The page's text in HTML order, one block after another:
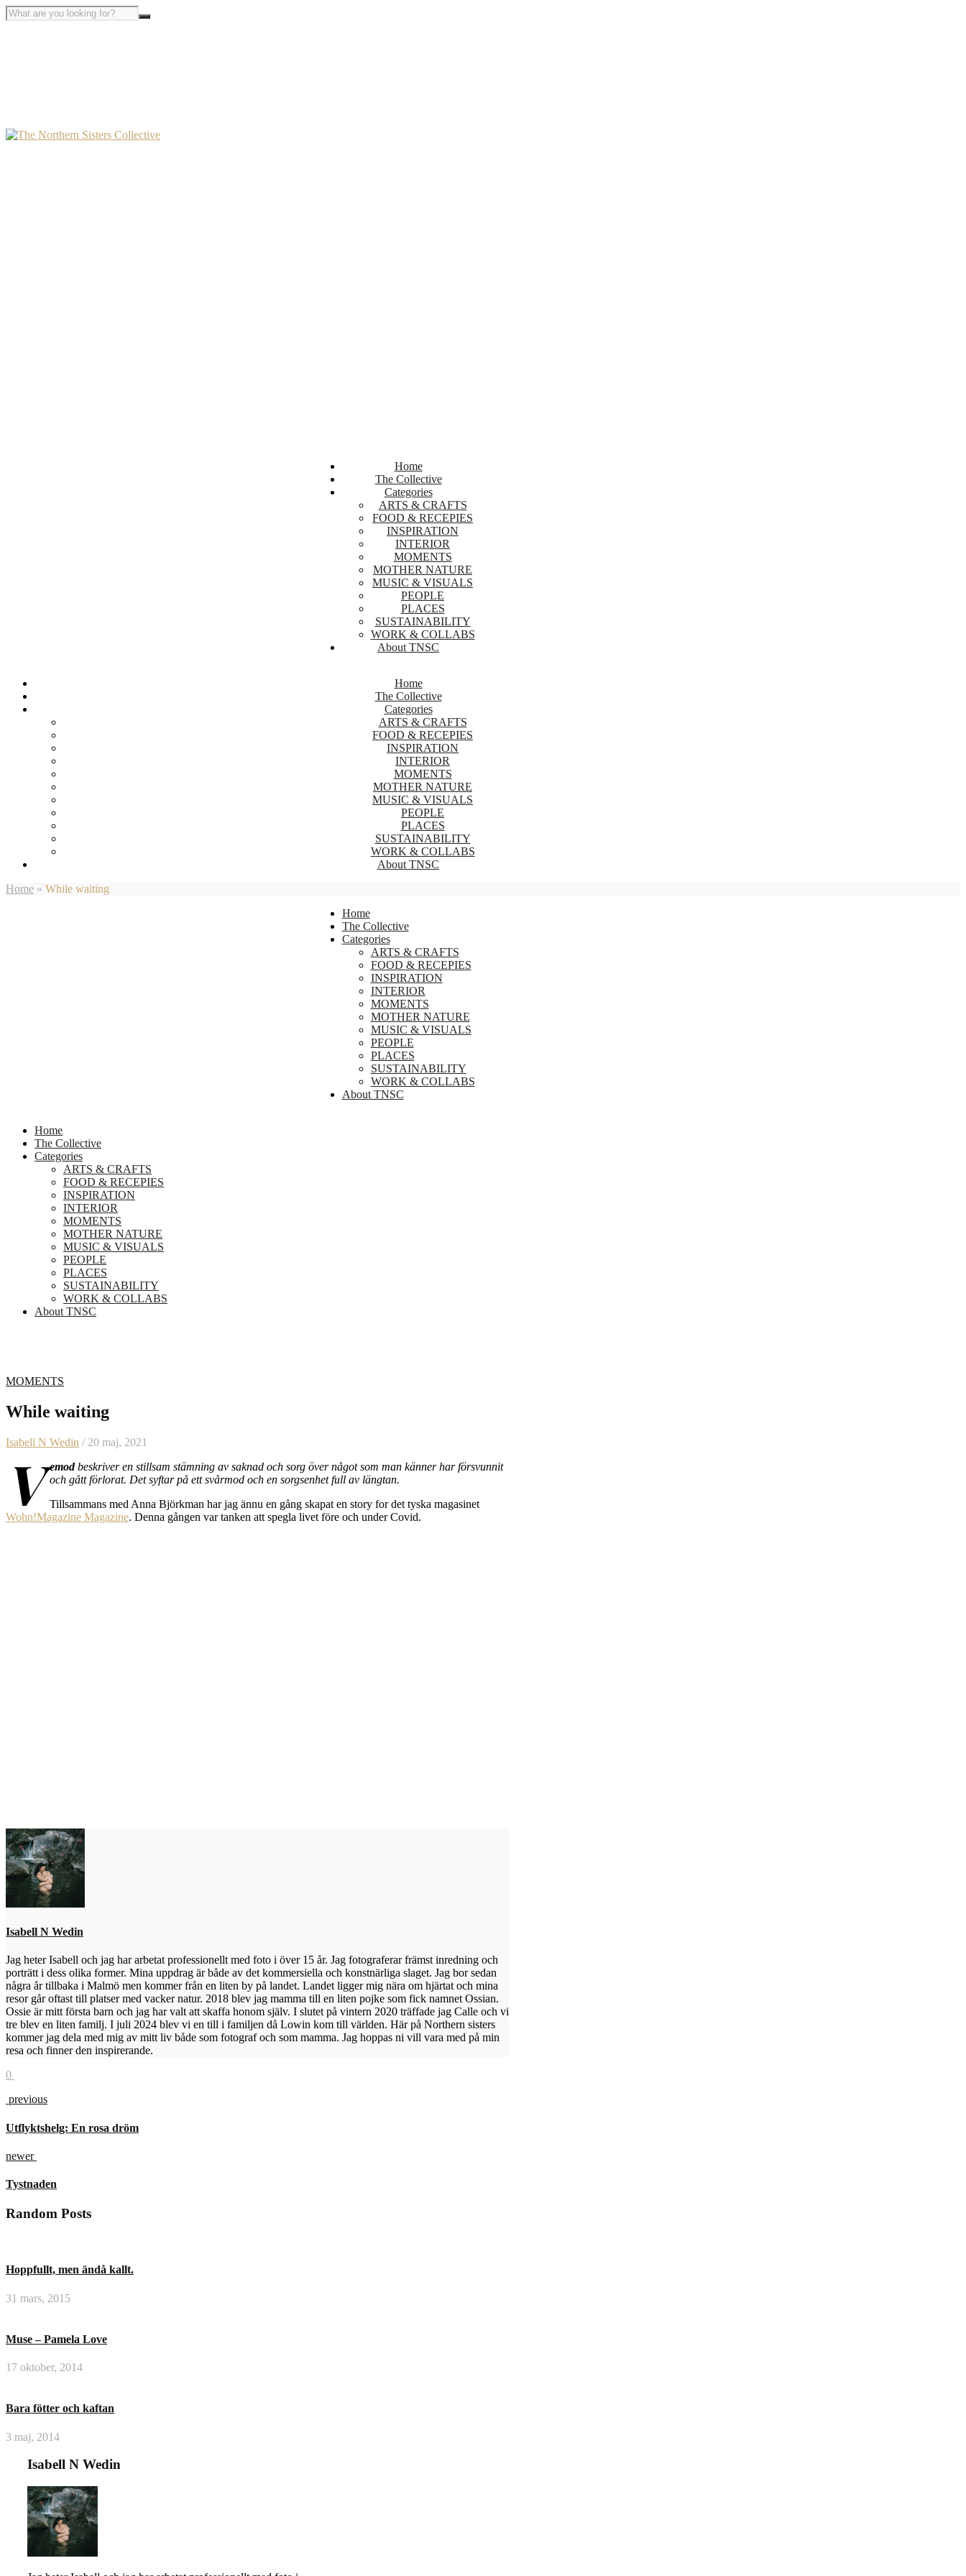
Home
The Collective
Categories
ARTS & CRAFTS
FOOD & RECEPIES
INSPIRATION
INTERIOR
MOMENTS
MOTHER NATURE
MUSIC & VISUALS
PEOPLE
PLACES
SUSTAINABILITY
WORK & COLLABS
About TNSC
Home
The Collective
Categories
ARTS & CRAFTS
FOOD & RECEPIES
INSPIRATION
INTERIOR
MOMENTS
MOTHER NATURE
MUSIC & VISUALS
PEOPLE
PLACES
SUSTAINABILITY
WORK & COLLABS
About TNSC
Home » While waiting
Home
The Collective
Categories
ARTS & CRAFTS
FOOD & RECEPIES
INSPIRATION
INTERIOR
MOMENTS
MOTHER NATURE
MUSIC & VISUALS
PEOPLE
PLACES
SUSTAINABILITY
WORK & COLLABS
About TNSC
Home
The Collective
Categories
ARTS & CRAFTS
FOOD & RECEPIES
INSPIRATION
INTERIOR
MOMENTS
MOTHER NATURE
MUSIC & VISUALS
PEOPLE
PLACES
SUSTAINABILITY
WORK & COLLABS
About TNSC
MOMENTS
While waiting
Isabell N Wedin / 20 maj, 2021
V emodbeskriver en stillsam stämning av saknad och sorg över något som man känner har försvunnit
och gått förlorat. Det syftar på ett svårmod och en sorgsenhet full av längtan.
Tillsammans med Anna Björkman har jag ännu en gång skapat en story for det tyska magasinet
Wohn!Magazine Magazine. Denna gången var tanken att spegla livet före och under Covid.
Isabell N Wedin
Jag heter Isabell och jag har arbetat professionellt med foto i över 15 år. Jag fotograferar främst inredning och
porträtt i dess olika former. Mina uppdrag är både av det kommersiella och konstnärliga slaget. Jag bor sedan
några år tillbaka i Malmö men kommer från en liten by på landet. Landet ligger mig nära om hjärtat och mina
resor går oftast till platser med vacker natur. 2018 blev jag mamma till en liten pojke som fick namnet Ossian.
Ossie är mitt första barn och jag har valt att skaffa honom själv. I slutet på vintern 2020 träffade jag Calle och vi
tre blev en liten familj. I juli 2024 blev vi en till i familjen då Lowin kom till världen. Här på Northern sisters
kommer jag dela med mig av mitt liv både som fotograf och som mamma. Jag hoppas ni vill vara med på min
resa och finner den inspirerande.
0
previous
Utflyktshelg: En rosa dröm
newer
Tystnaden
Random Posts
Hoppfullt, men ändå kallt.
31 mars, 2015
Muse – Pamela Love
17 oktober, 2014
Bara fötter och kaftan
3 maj, 2014
Isabell N Wedin